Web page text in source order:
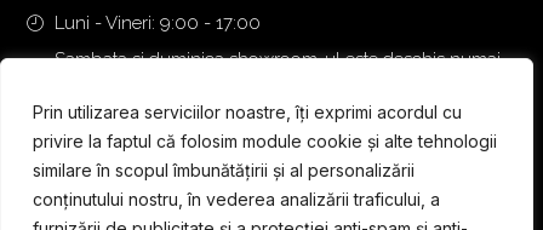
Prin utilizarea serviciilor noastre, îți exprimi acordul cu
privire la faptul că folosim module cookie și alte tehnologii
similare în scopul îmbunătățirii și al personalizării
conținutului nostru, în vederea analizării traficului, a
Luni - Vineri: 9:00 - 17:00
Sambata si duminica showroom-ul este deschis numai